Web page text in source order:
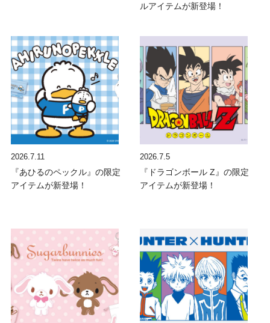
ルアイテムが新登場！
2026.7.11
『あひるのペックル』の限定
アイテムが新登場！
2026.7.5
『ドラゴンボール Z』の限定
アイテムが新登場！